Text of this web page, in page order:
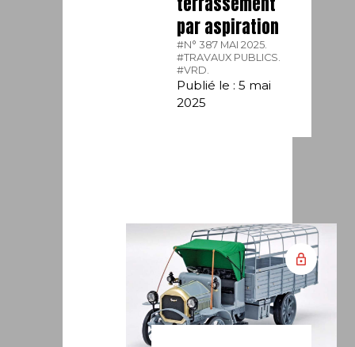
par aspiration
#N° 387 MAI 2025.
#TRAVAUX PUBLICS.
#VRD.
Publié le : 5 mai
2025